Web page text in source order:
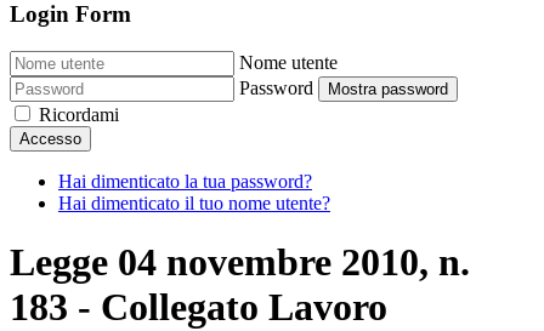
Login Form
Nome utente
Password
Mostra password
Ricordami
Accesso
Hai dimenticato la tua password?
Hai dimenticato il tuo nome utente?
Legge 04 novembre 2010, n.
183 - Collegato Lavoro